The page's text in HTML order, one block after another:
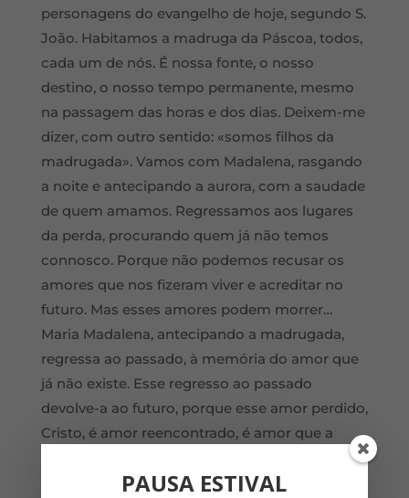
personagens do evangelho de hoje, segundo S.
João. Habitamos a madruga da Páscoa, todos,
cada um de nós. É nossa fonte, o nosso
destino, o nosso tempo permanente, mesmo
na passagem das horas e dos dias. Deixem-me
dizer, com outro sentido: «somos filhos da
madrugada». Vamos com Madalena, rasgando
a noite e antecipando a aurora, com a saudade
de quem amamos. Regressamos aos lugares
da perda, procurando quem já não temos
connosco. Porque não podemos recusar os
amores que nos fizeram viver e acreditar no
futuro. Mas esses amores podem morrer…
Maria Madalena, antecipando a madrugada,
regressa ao passado, à memória do amor que
já não existe. Esse regresso ao passado
devolve-a ao futuro, porque esse amor perdido,
Cristo, é amor reencontrado, é amor que a
PAUSA ESTIVAL